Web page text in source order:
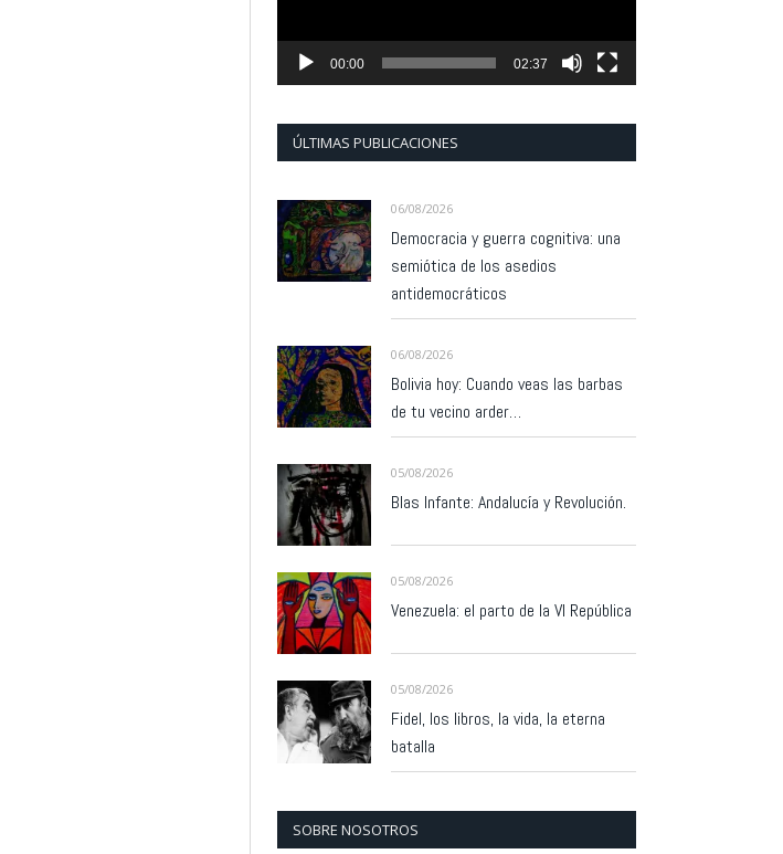
00:00 02:37
ÚLTIMAS PUBLICACIONES
06/08/2026
Democracia y guerra cognitiva: una
semiótica de los asedios
antidemocráticos
06/08/2026
Bolivia hoy: Cuando veas las barbas
de tu vecino arder…
05/08/2026
Blas Infante: Andalucía y Revolución.
05/08/2026
Venezuela: el parto de la VI República
05/08/2026
Fidel, los libros, la vida, la eterna
batalla
SOBRE NOSOTROS